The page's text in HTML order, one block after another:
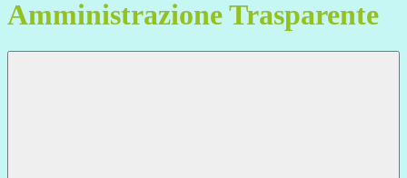
Amministrazione Trasparente